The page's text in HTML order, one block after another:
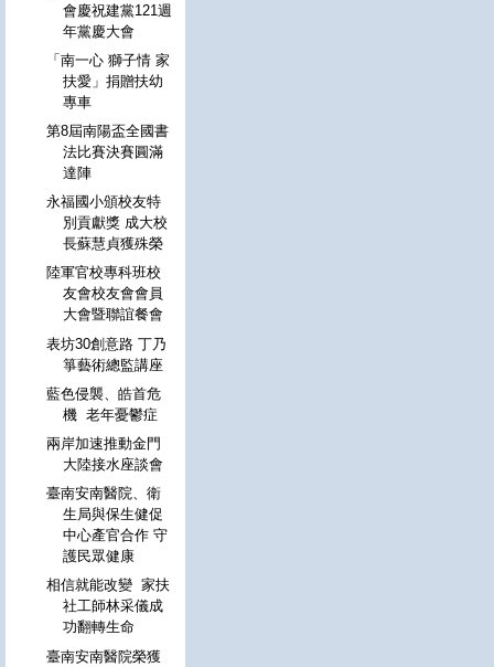
會慶祝建黨121週
年黨慶大會
「南一心 獅子情 家
扶愛」捐贈扶幼
專車
第8屆南陽盃全國書
法比賽決賽圓滿
達陣
永福國小頒校友特
別貢獻獎 成大校
長蘇慧貞獲殊榮
陸軍官校專科班校
友會校友會會員
大會暨聯誼餐會
表坊30創意路 丁乃
箏藝術總監講座
藍色侵襲、皓首危
機 老年憂鬱症
兩岸加速推動金門
大陸接水座談會
臺南安南醫院、衛
生局與保生健促
中心產官合作 守
護民眾健康
相信就能改變 家扶
社工師林采儀成
功翻轉生命
臺南安南醫院榮獲